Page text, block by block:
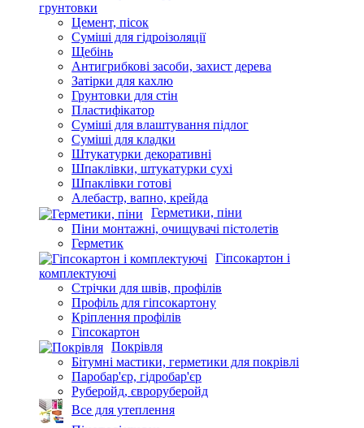
грунтовки
Цемент, пісок
Суміші для гідроізоляції
Щебінь
Антигрибкові засоби, захист дерева
Затірки для кахлю
Грунтовки для стін
Пластифікатор
Суміші для влаштування підлог
Суміші для кладки
Штукатурки декоративні
Шпаклівки, штукатурки сухі
Шпаклівки готові
Алебастр, вапно, крейда
Герметики, піни
Піни монтажні, очищувачі пістолетів
Герметик
Гіпсокартон і
комплектуючі
Стрічки для швів, профілів
Профіль для гіпсокартону
Кріплення профілів
Гіпсокартон
Покрівля
Бітумні мастики, герметики для покрівлі
Паробар'єр, гідробар'єр
Руберойд, євроруберойд
Все для утеплення